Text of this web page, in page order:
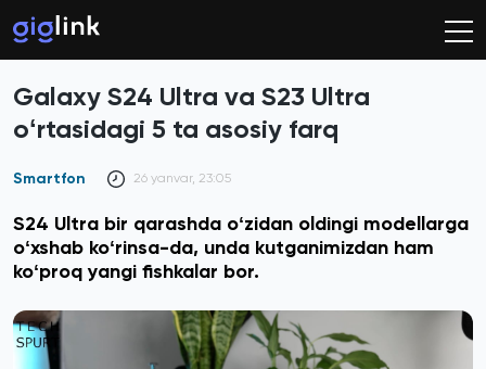
Galaxy S24 Ultra va S23 Ultra
oʻrtasidagi 5 ta asosiy farq
Smartfon 26 yanvar, 23:05
S24 Ultra bir qarashda oʻzidan oldingi modellarga
oʻxshab koʻrinsa-da, unda kutganimizdan ham
koʻproq yangi fishkalar bor.